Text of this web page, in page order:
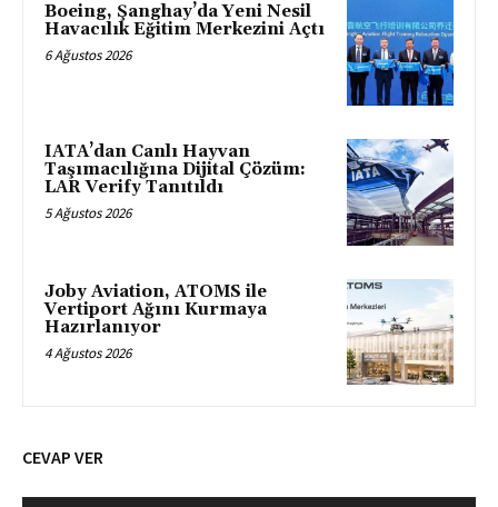
Boeing, Şanghay’da Yeni Nesil
Havacılık Eğitim Merkezini Açtı
6 Ağustos 2026
IATA’dan Canlı Hayvan
Taşımacılığına Dijital Çözüm:
LAR Verify Tanıtıldı
5 Ağustos 2026
Joby Aviation, ATOMS ile
Vertiport Ağını Kurmaya
Hazırlanıyor
4 Ağustos 2026
CEVAP VER